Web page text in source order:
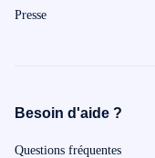
Presse
Besoin d'aide ?
Questions fréquentes